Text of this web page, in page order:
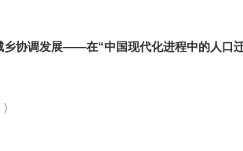
乡协调发展——在“中国现代化进程中的人口
)